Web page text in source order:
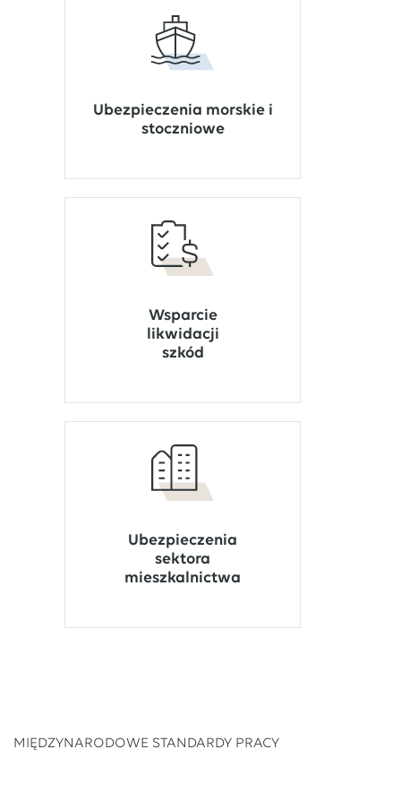
Ubezpieczenia morskie i
stoczniowe
Wsparcie
likwidacji
szkód
Ubezpieczenia
sektora
mieszkalnictwa
MIĘDZYNARODOWE STANDARDY PRACY